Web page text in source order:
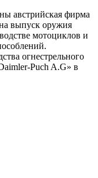
австрийская фирма
на выпуск оружия
мотоциклов и
огнестрельного
Puch A.G» в